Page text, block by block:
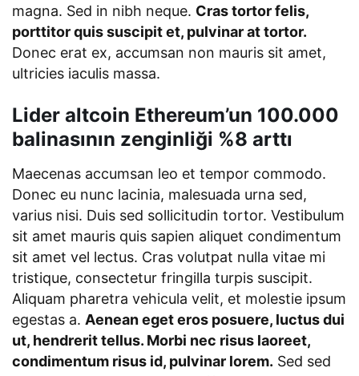
magna. Sed in nibh neque. Cras tortor felis,
porttitor quis suscipit et, pulvinar at tortor.
Donec erat ex, accumsan non mauris sit amet,
ultricies iaculis massa.
Lider altcoin Ethereum’un 100.000
balinasının zenginliği %8 arttı
Maecenas accumsan leo et tempor commodo.
Donec eu nunc lacinia, malesuada urna sed,
varius nisi. Duis sed sollicitudin tortor. Vestibulum
sit amet mauris quis sapien aliquet condimentum
sit amet vel lectus. Cras volutpat nulla vitae mi
tristique, consectetur fringilla turpis suscipit.
Aliquam pharetra vehicula velit, et molestie ipsum
egestas a.Aenean eget eros posuere, luctus dui
ut, hendrerit tellus. Morbi nec risus laoreet,
condimentum risus id, pulvinar lorem. Sed sed